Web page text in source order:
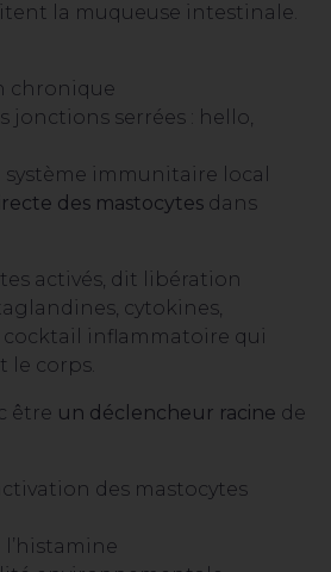
la muqueuse intestinale.
chronique
jonctions serrées : hello,
immunitaire local
des mastocytes dans
activés, dit libération
cytokines,
cocktail inflammatoire qui
le corps.
être un déclencheur racine de
des mastocytes